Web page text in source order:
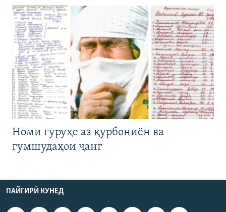
Номи гуруҳе аз қурбониён ва
гумшудаҳои ҷанг
ПАЙГИРӢ КУНЕД